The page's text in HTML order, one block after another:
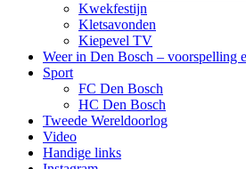
Kwekfestijn
Kletsavonden
Kiepevel TV
Weer in Den Bosch – voorspelling
Sport
FC Den Bosch
HC Den Bosch
Tweede Wereldoorlog
Video
Handige links